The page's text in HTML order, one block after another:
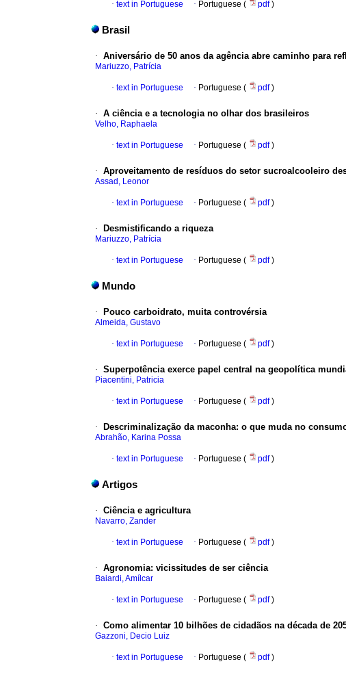
· text in Portuguese · Portuguese ( pdf)
Brasil
· Aniversário de 50 anos da agência abre caminho para
Mariuzzo, Patrícia
· text in Portuguese · Portuguese ( pdf)
· A ciência e a tecnologia no olhar dos brasileiros
Velho, Raphaela
· text in Portuguese · Portuguese ( pdf)
· Aproveitamento de resíduos do setor sucroalcooleiro
Assad, Leonor
· text in Portuguese · Portuguese ( pdf)
· Desmistificando a riqueza
Mariuzzo, Patrícia
· text in Portuguese · Portuguese ( pdf)
Mundo
· Pouco carboidrato, muita controvérsia
Almeida, Gustavo
· text in Portuguese · Portuguese ( pdf)
· Superpotência exerce papel central na geopolítica
Piacentini, Patricia
· text in Portuguese · Portuguese ( pdf)
· Descriminalização da maconha: o que muda no
Abrahão, Karina Possa
· text in Portuguese · Portuguese ( pdf)
Artigos
· Ciência e agricultura
Navarro, Zander
· text in Portuguese · Portuguese ( pdf)
· Agronomia: vicissitudes de ser ciência
Baiardi, Amílcar
· text in Portuguese · Portuguese ( pdf)
· Como alimentar 10 bilhões de cidadãos na década de
Gazzoni, Decio Luiz
· text in Portuguese · Portuguese ( pdf)